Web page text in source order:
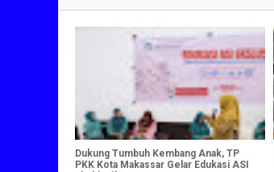
Dukung Tumbuh Kembang Anak, TP
PKK Kota Makassar Gelar Edukasi ASI